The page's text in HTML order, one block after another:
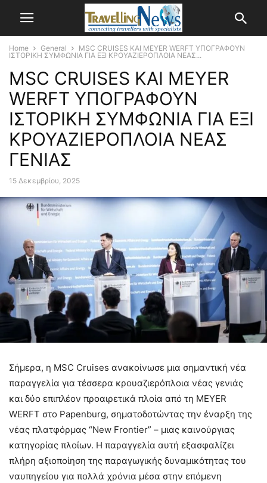
Home General
MSC CRUISES ΚΑΙ MEYER WERFT ΥΠΟΓΡΑΦΟΥΝ
ΙΣΤΟΡΙΚΗ ΣΥΜΦΩΝΙΑ ΓΙΑ ΕΞΙ ΚΡΟΥΑΖΙΕΡΟΠΛΟΙΑ ΝΕΑΣ...
MSC CRUISES ΚΑΙ MEYER
WERFT ΥΠΟΓΡΑΦΟΥΝ
ΙΣΤΟΡΙΚΗ ΣΥΜΦΩΝΙΑ ΓΙΑ ΕΞΙ
ΚΡΟΥΑΖΙΕΡΟΠΛΟΙΑ ΝΕΑΣ
ΓΕΝΙΑΣ
15 Δεκεμβρίου, 2025
Σήμερα, η MSC Cruises ανακοίνωσε μια σημαντική νέα
παραγγελία για τέσσερα κρουαζιερόπλοια νέας γενιάς
και δύο επιπλέον προαιρετικά πλοία από τη MEYER
WERFT στο Papenburg, σηματοδοτώντας την έναρξη της
νέας πλατφόρμας “New Frontier” – μιας καινούργιας
κατηγορίας πλοίων. Η παραγγελία αυτή εξασφαλίζει
πλήρη αξιοποίηση της παραγωγικής δυναμικότητας του
ναυπηγείου για πολλά χρόνια μέσα στην επόμενη